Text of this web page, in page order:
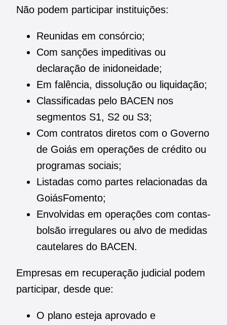
Não podem participar instituições:
Reunidas em consórcio;
Com sanções impeditivas ou
declaração de inidoneidade;
Em falência, dissolução ou liquidação;
Classificadas pelo BACEN nos
segmentos S1, S2 ou S3;
Com contratos diretos com o Governo
de Goiás em operações de crédito ou
programas sociais;
Listadas como partes relacionadas da
GoiásFomento;
Envolvidas em operações com contas-
bolsão irregulares ou alvo de medidas
cautelares do BACEN.
Empresas em recuperação judicial podem
participar, desde que:
O plano esteja aprovado e